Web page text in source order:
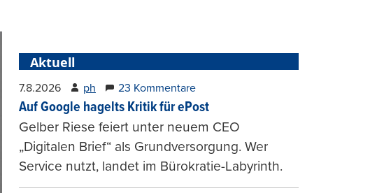
Aktuell
7.8.2026 ph 23 Kommentare
Auf Google hagelts Kritik für ePost
Gelber Riese feiert unter neuem CEO
„Digitalen Brief“ als Grundversorgung. Wer
Service nutzt, landet im Bürokratie-Labyrinth.